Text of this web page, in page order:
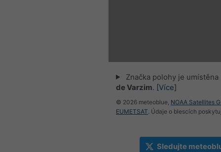
Značka polohy je
de Varzim. [Více]
© 2026 meteoblue, NOAA Satellites
EUMETSAT. Údaje o blescích
Sledujte